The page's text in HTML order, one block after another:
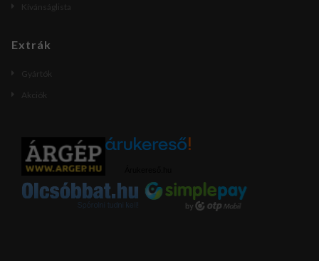
Kívánságlista
Extrák
Gyártók
Akciók